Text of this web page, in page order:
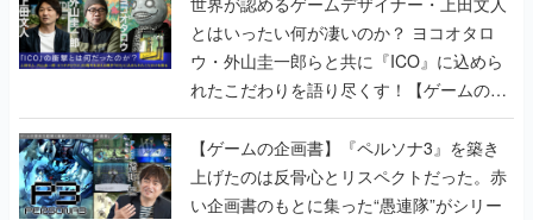
とはいったい何が凄いのか？ ヨコオタロ
ウ・外山圭一郎らと共に『ICO』に込めら
れたこだわりを語り尽くす！【ゲームの企
画書】
【ゲームの企画書】『ペルソナ3』を築き
上げたのは反骨心とリスペクトだった。赤
い企画書のもとに集った“愚連隊”がシリー